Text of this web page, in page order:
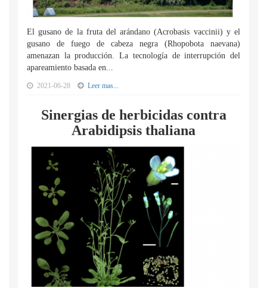
El gusano de la fruta del arándano (Acrobasis vaccinii) y el
gusano de fuego de cabeza negra (Rhopobota naevana)
amenazan la producción. La tecnología de interrupción del
apareamiento basada en...
2021-06-28 Leer mas...
Sinergias de herbicidas contra
Arabidipsis thaliana